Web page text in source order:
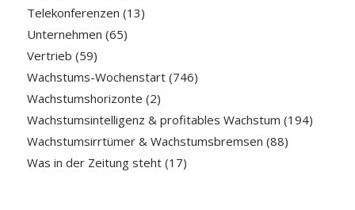
Telekonferenzen (13)
Unternehmen (65)
Vertrieb (59)
Wachstums-Wochenstart(746)
Wachstumshorizonte (2)
Wachstumsintelligenz & profitables Wachstum (194)
Wachstumsirrtümer & Wachstumsbremsen (88)
Was in der Zeitung steht(17)